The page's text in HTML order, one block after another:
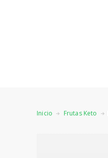
Inicio Frutas Keto